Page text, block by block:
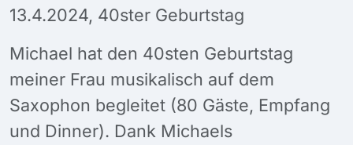
13.4.2024, 40ster Geburtstag
Michael hat den 40sten Geburtstag
meiner Frau musikalisch auf dem
Saxophon begleitet (80 Gäste, Empfang
und Dinner). Dank Michaels